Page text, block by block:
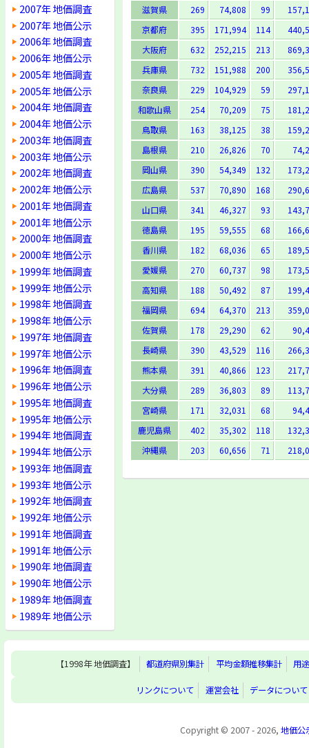
滋賀県
269 74,808 99
京都府
395 171,994 114
大阪府
632 252,215 213
兵庫県
732 151,988 200
奈良県
229 104,929 59
和歌山県
254 70,209 75
鳥取県
163 38,125 38
島根県
210 26,826 70
岡山県
390 54,349 132
広島県
537 70,890 168
山口県
341 46,327 93
徳島県
195 59,555 68
香川県
182 68,036 65
愛媛県
270 60,737 98
高知県
188 50,492 87
福岡県
694 64,370 213
佐賀県
178 29,290 62
長崎県
390 43,529 116
熊本県
391 40,866 123
大分県
289 36,803 89
宮崎県
171 32,031 68
鹿児島県
402 35,302 118
沖縄県
203 60,656 71
2007年 地価調査
2007年 地価公示
2006年 地価調査
2006年 地価公示
2005年 地価調査
2005年 地価公示
2004年 地価調査
2004年 地価公示
2003年 地価調査
2003年 地価公示
2002年 地価調査
2002年 地価公示
2001年 地価調査
2001年 地価公示
2000年 地価調査
2000年 地価公示
1999年 地価調査
1999年 地価公示
1998年 地価調査
1998年 地価公示
1997年 地価調査
1997年 地価公示
1996年 地価調査
1996年 地価公示
1995年 地価調査
1995年 地価公示
1994年 地価調査
1994年 地価公示
1993年 地価調査
1993年 地価公示
1992年 地価調査
1992年 地価公示
1991年 地価調査
1991年 地価公示
1990年 地価調査
1990年 地価公示
1989年 地価調査
1989年 地価公示
【1998年 地価調査】 都道府県別集計 平均金額推移集計 用
リンクについて 運営会社 データについて
Copyright © 2007 - 2026, 地価公